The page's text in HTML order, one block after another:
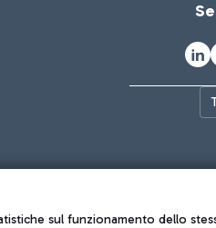
sul funzionamento dello